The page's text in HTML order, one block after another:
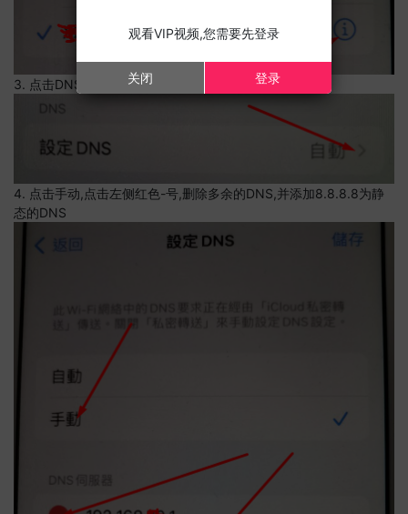
3. 点击DNS设置
4. 点击手动,点击左侧红色-号,删除多余的DNS,并添加8.8.8.8为静
态的DNS
观看VIP视频,您需要先登录
关闭 登录